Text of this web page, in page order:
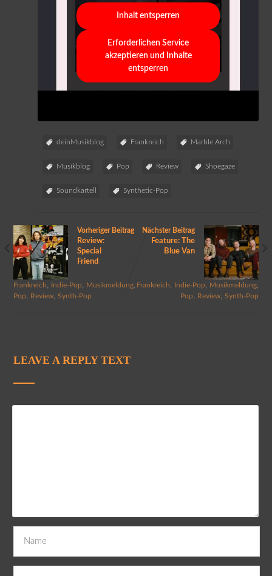
Inhalt entsperren
Erforderlichen Service
akzeptieren und Inhalte
entsperren
deinMusikblog Frankreich Marble Arch
Musikblog Pop Review Shoegaze
Soundkartell Synthetic-Pop
Vorheriger Beitrag
Review:
Special
Friend
Frankreich, Indie-Pop, Musikmeldung,
Pop, Review, Synth-Pop
Nächster Beitrag
Feature: The
Blue Van
Frankreich, Indie-Pop, Musikmeldung,
Pop, Review,Synth-Pop
LEAVE A REPLY TEXT